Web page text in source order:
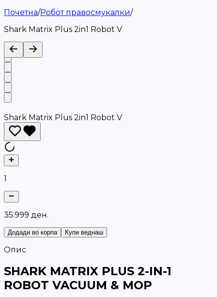
Почетна/Робот правосмукалки/
Shark Matrix Plus 2in1 Robot V
Shark Matrix Plus 2in1 Robot V
1
35.999 ден.
Додади во корпа Купи веднаш
Опис
SHARK MATRIX PLUS 2-IN-1
ROBOT VACUUM & MOP